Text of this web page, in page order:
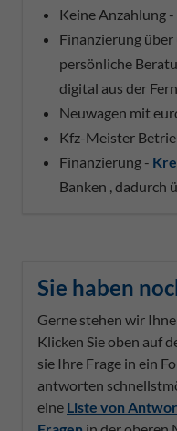
Keine Anzahlung
Finanzierung
persönliche
digital aus der
Neuwagen mit
Kfz-Meister
Finanzierung -
Banken , dadurch
Sie haben
Gerne stehen wir
Klicken Sie oben auf
sie Ihre Frage in ein
antworten
eine Liste von